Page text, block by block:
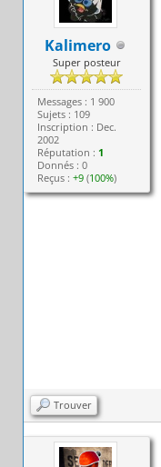
Kalimero
Super posteur
Messages : 1 900
Sujets : 109
Inscription : Dec.
2002
Réputation : 1
Donnés : 0
Reçus :+9 (100%)
Trouver